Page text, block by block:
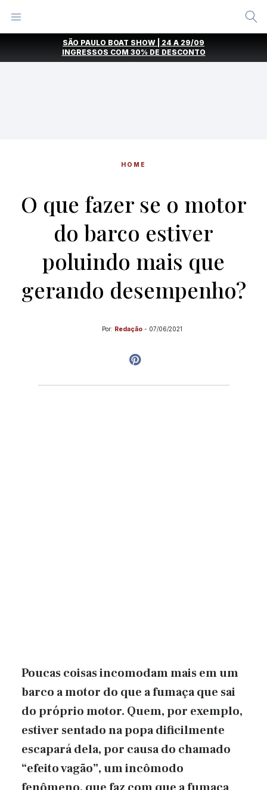
SÃO PAULO BOAT SHOW | 24 A 29/09
INGRESSOS COM 30% DE DESCONTO
HOME
O que fazer se o motor
do barco estiver
poluindo mais que
gerando desempenho?
Por: Redação - 07/06/2021
Poucas coisas incomodam mais em um
barco a motor do que a fumaça que sai
do próprio motor. Quem, por exemplo,
estiver sentado na popa dificilmente
escapará dela, por causa do chamado
“efeito vagão”, um incômodo